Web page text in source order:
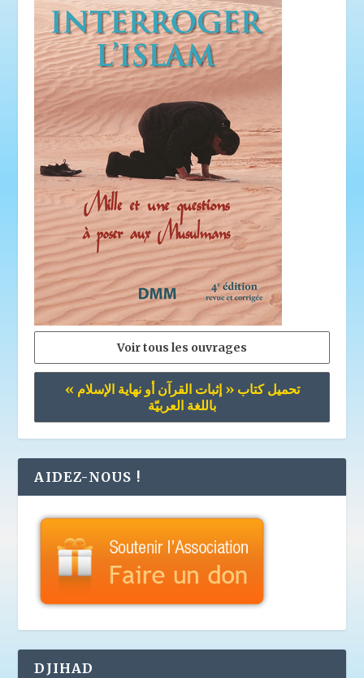
Voir tous les ouvrages
تحميل كتاب « إثبات القرآن أو نهاية الإسلام »
باللغة العربيّة
AIDEZ-NOUS !
DJIHAD